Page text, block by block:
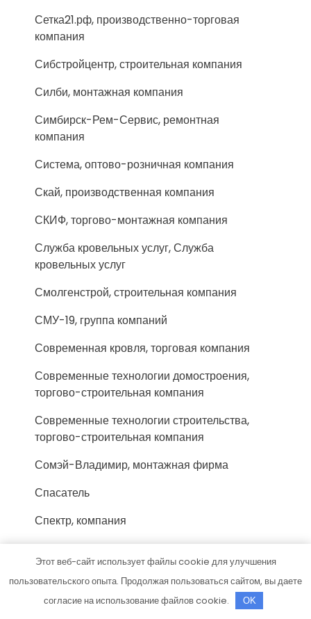
Сетка21.рф, производственно-торговая
компания
Сибстройцентр, строительная компания
Силби, монтажная компания
Симбирск-Рем-Сервис, ремонтная
компания
Система, оптово-розничная компания
Скай, производственная компания
СКИФ, торгово-монтажная компания
Служба кровельных услуг, Служба
кровельных услуг
Смолгенстрой, строительная компания
СМУ-19, группа компаний
Современная кровля, торговая компания
Современные технологии домостроения,
торгово-строительная компания
Современные технологии строительства,
торгово-строительная компания
Сомэй-Владимир, монтажная фирма
Спасатель
Спектр, компания
Спектр, строительная фирма
Спец Кровли, торгово-монтажная компания
Спецкровля, строительная компания
Этот веб-сайт использует файлы cookie для улучшения
пользовательского опыта. Продолжая пользоваться сайтом, вы даете
согласие на использование файлов cookie.
OK